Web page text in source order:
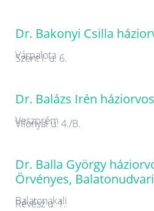
Dr. Bakonyi Csilla
Várpalota
Szent I. u. 6.
Dr. Balázs Irén
Veszprém
Vilonyai u. 4./B.
Dr. Balla György
Örvényes,
Balatonakali
Révész u. 1.